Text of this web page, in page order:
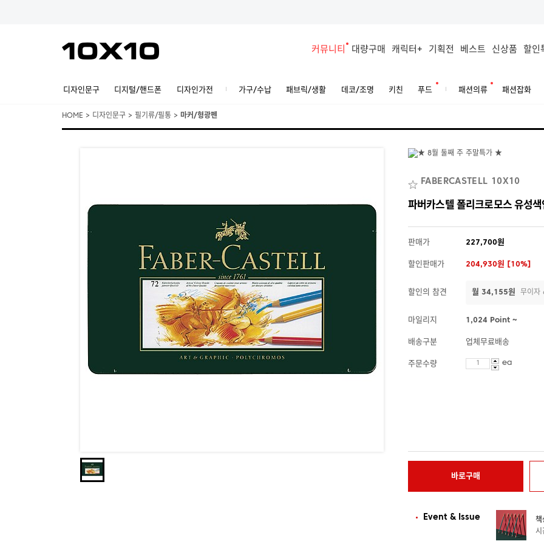
커뮤니티 대량구매 캐릭터+ 기획전 베스트 신상품 할인
디자인문구 디지털/핸드폰 디자인가전 가구/수납 패브릭/생활 데코/조명 키친 푸드 패션의류 패션잡화
HOME > 디자인문구 > 필기류/필통 > 마커/형광펜
FABERCASTELL 10X10
파버카스텔 폴리크로모스 유성
판매가 227,700원
할인판매가 204,930원 [10%]
할인의 참견 월 34,155원 무이자
마일리지 1,024 Point ~
배송구분 업체무료배송
주문수량 ea
바로구매
Event & Issue
책
시